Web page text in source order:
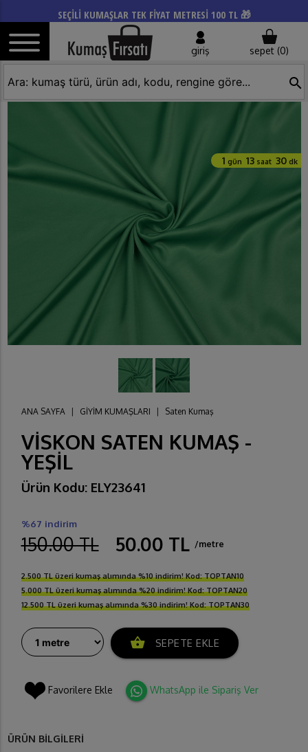
SEÇİLİ KUMAŞLAR TEK FİYAT METRESİ 100 TL 🎁
giriş sepet (0)
search
1 gün 13saat 30dk
ANA SAYFA GİYİM KUMAŞLARI Saten Kumaş
VİSKON SATEN KUMAŞ -
YEŞİL
Ürün Kodu: ELY23641
%67 indirim
150.00 TL 50.00 TL /metre
2.500 TL üzeri kumaş alımında %10 indirim! Kod: TOPTAN10
5.000 TL üzeri kumaş alımında %20 indirim! Kod: TOPTAN20
12.500 TL üzeri kumaş alımında %30 indirim! Kod: TOPTAN30
shopping_basket SEPETE EKLE
Favorilere Ekle WhatsApp ile Sipariş Ver
ÜRÜN BİLGİLERİ